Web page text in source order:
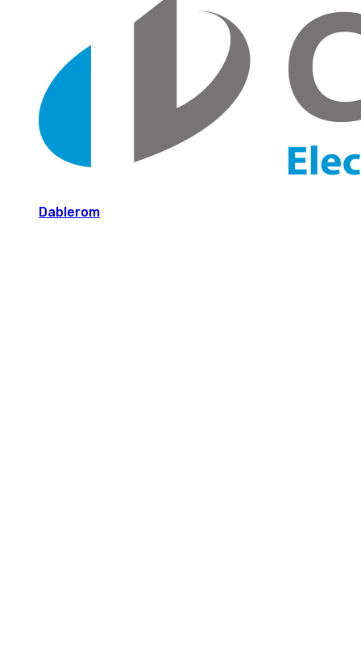
Dablerom